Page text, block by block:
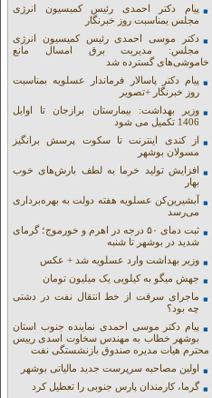
پیام دکتر احمدی رئیس کمیسیون انرژی
مجلس یمناسبت روز خبرنگار
دکتر موسی احمدی رئیس کمیسیون انرژی
مجلس: مدیریت برق امسال مانع
خاموشی‌های گسترده شد
پیام دکتر پاسالار فرماندار عسلویه بمناسبت
روز خبرنگار +تصویر
وزیر بهداشت: بیمارستان برازجان تا اوایل
1406 تکمیل می شود
از کندی اینترنت تا سکوت پرسش برانگیز
مسولان بوشهر
افزایش تولید خرما به لطف بارش‌های خوب
بهار
آبشیرین‌کن عسلویه هفته دولت به بهره‌برداری
می‌رسد
ثبت دمای ۵۰ درجه در اهرم و خورموج؛ گرمای
شدید در بوشهر تا شنبه
وزیر بهداشت وارد عسلویه شد + عکس
جهش میگو به کیلویی یک میلیون تومان
ماجرای سرقت از خط انتقال نفت در دشتی
چه بود؟
پیام دکتر موسی احمدی نماینده جنوب استان
بوشهر خطاب به مهندس سخاوت اسدی رییس
محترم هیات مدیره صندوق بازنشستگی نفت
اولین مصاحبه سرپرست جدید مالیاتی بوشهر
گرما، کارمندان پارس جنوبی را تعطیل کرد